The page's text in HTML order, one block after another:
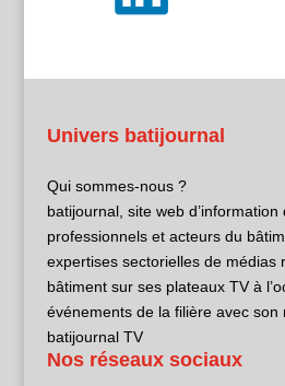
Univers batijournal
Qui sommes-nous ?
batijournal, site web d’information
professionnels et acteurs du
expertises sectorielles de médias
bâtiment sur ses plateaux TV à
événements de la filière avec son
batijournal TV
Nos réseaux sociaux